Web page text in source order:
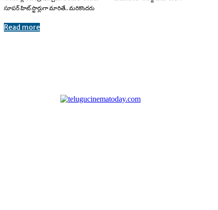
సూపర్ హిట్ స్టార్లుగా మారితే.. మరికొందరు
Read more